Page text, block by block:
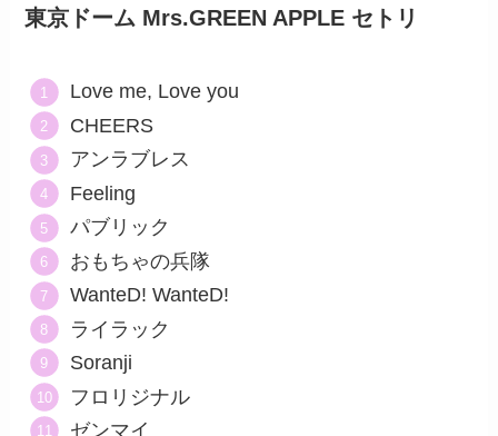
東京ドーム Mrs.GREEN APPLE セトリ
Love me, Love you
CHEERS
アンラブレス
Feeling
パブリック
おもちゃの兵隊
WanteD! WanteD!
ライラック
Soranji
フロリジナル
ゼンマイ